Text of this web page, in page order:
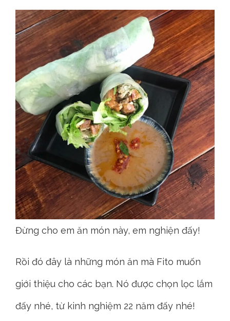
Đừng cho em ăn món này, em nghiện đấy!
Rồi đó đây là những món ăn mà Fito muốn
giới thiệu cho các bạn. Nó được chọn lọc lắm
đấy nhé, từ kinh nghiệm 22 năm đấy nhé!